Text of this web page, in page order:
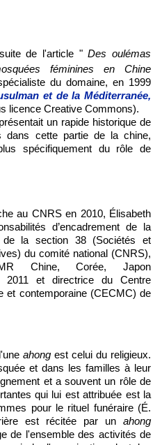
de l'article "Des oulémas
féminines en Chine
du domaine, en 1999
et de la Méditerranée,
licence Creative Commons).
présentait un rapide historique de
dans cette partie de la chine,
spécifiquement du rôle de
d’encadrement de la
la section 38 (Sociétés et
du comité national (CNRS),
Chine, Corée, Japon
2011 et directrice du Centre
et contemporaine (CECMC) de
ahong est celui du religieux.
et dans les familles à leur
et a souvent un rôle de
qui lui est attribuée est la
pour le rituel funéraire (É.
est récitée par un ahong
de l'ensemble des activités de